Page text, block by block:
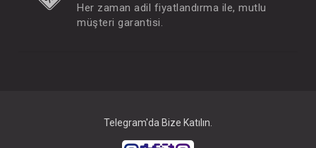
Her zaman adil fiyatlandırma ile, mutlu
müşteri garantisi.
Telegram'da Bize Katılın.